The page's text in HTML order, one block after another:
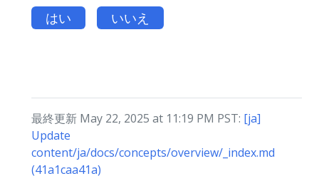
はい いいえ
最終更新 May 22, 2025 at 11:19 PM PST: [ja]
Update
content/ja/docs/concepts/overview/_index.md
(41a1caa41a)